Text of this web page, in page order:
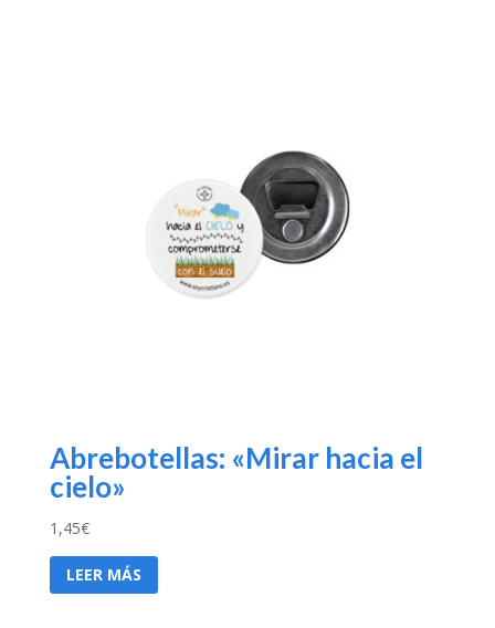
Abrebotellas: «Mirar hacia el
cielo»
1,45€
LEER MÁS